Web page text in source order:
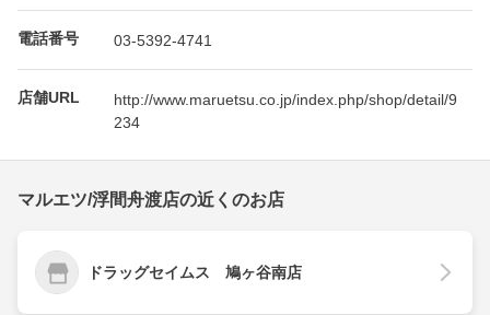
電話番号 03-5392-4741
店舗URL
http://www.maruetsu.co.jp/index.php/shop/detail/9
234
マルエツ/浮間舟渡店の近くのお店
ドラッグセイムス 鳩ヶ谷南店